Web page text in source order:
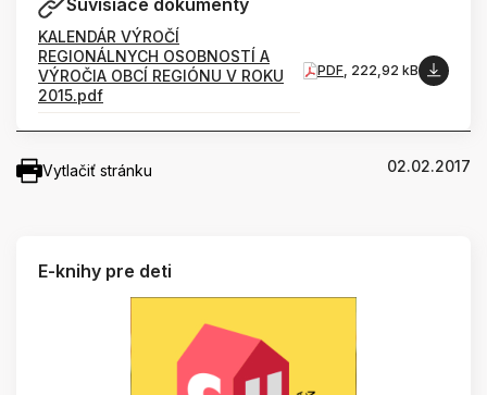
Súvisiace dokumenty
KALENDÁR VÝROČÍ
REGIONÁLNYCH OSOBNOSTÍ A
VÝROČIA OBCÍ REGIÓNU V ROKU
2015.pdf
PDF , 222,92 kB
Vytlačiť stránku 02.02.2017
E-knihy pre deti